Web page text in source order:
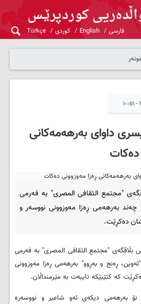
فارسی English کوردی Türkçe
داوای بەرهەمەکانی
دەکات
"مجتمع الثقافی المصری" بە فەرمی
بەرهەمی ڕەزا مەوزوونی نووسەر و
دەکڕێت.
بڵاڤگەی "مجتمع الثقافی المصری" بە فەرمی
ڕەنج و بەڕوو" بەرهەمی ڕەزا مەوزوونی
کە کتێبێکە تایبەت بە مێرمنداڵان.
نۆ بەرهەمی دیکەی ئەو شاعیر و نووسەرە